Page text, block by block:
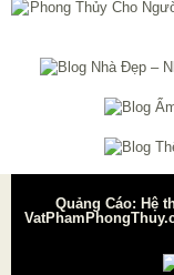
Quảng Cáo: Hệ